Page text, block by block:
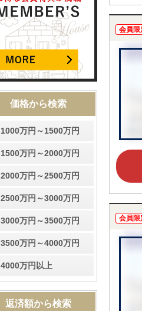
会員限
会員限
価格から検索
1000万円～1500万円
1500万円～2000万円
2000万円～2500万円
2500万円～3000万円
3000万円～3500万円
3500万円～4000万円
4000万円以上
返済額から検索